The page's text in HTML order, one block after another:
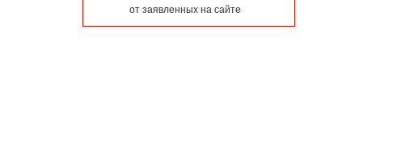
от заявленных на сайте